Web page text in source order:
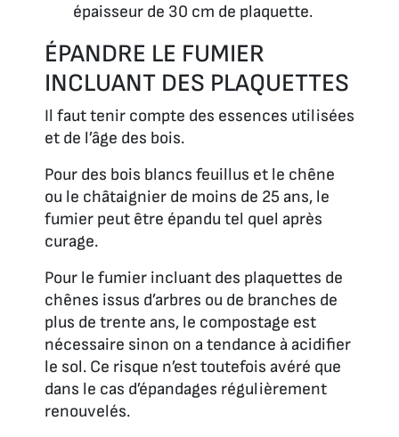
épaisseur de 30 cm de plaquette.
ÉPANDRE LE FUMIER
INCLUANT DES PLAQUETTES
Il faut tenir compte des essences utilisées
et de l’âge des bois.
Pour des bois blancs feuillus et le chêne
ou le châtaignier de moins de 25 ans, le
fumier peut être épandu tel quel après
curage.
Pour le fumier incluant des plaquettes de
chênes issus d’arbres ou de branches de
plus de trente ans, le compostage est
nécessaire sinon on a tendance à acidifier
le sol. Ce risque n’est toutefois avéré que
dans le cas d’épandages régulièrement
renouvelés.